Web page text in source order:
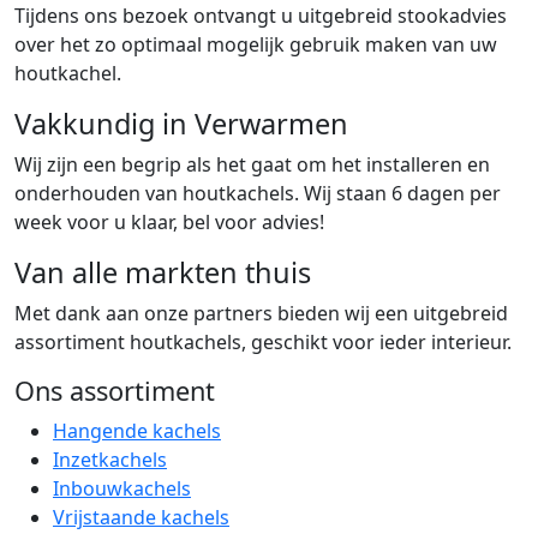
Tijdens ons bezoek ontvangt u uitgebreid stookadvies
over het zo optimaal mogelijk gebruik maken van uw
houtkachel.
Vakkundig in Verwarmen
Wij zijn een begrip als het gaat om het installeren en
onderhouden van houtkachels. Wij staan 6 dagen per
week voor u klaar, bel voor advies!
Van alle markten thuis
Met dank aan onze partners bieden wij een uitgebreid
assortiment houtkachels, geschikt voor ieder interieur.
Ons assortiment
Hangende kachels
Inzetkachels
Inbouwkachels
Vrijstaande kachels